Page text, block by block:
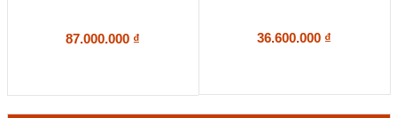
87.000.000 ₫ 36.600.000 ₫